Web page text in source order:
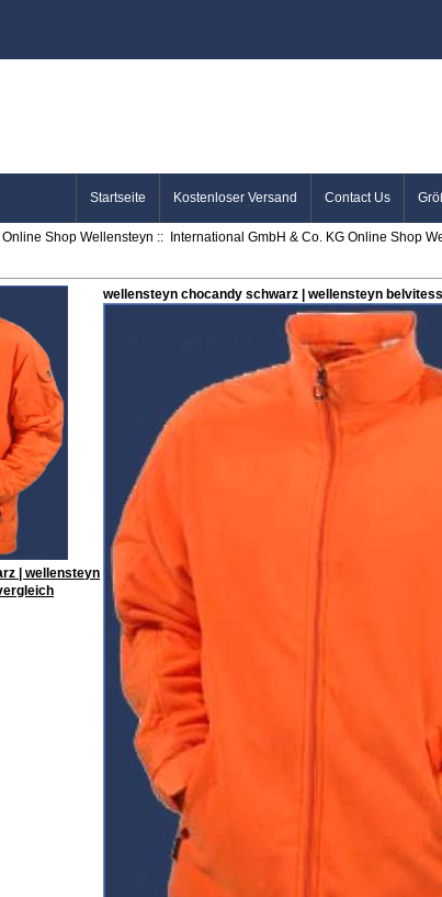
Startseite Kostenloser Versand Contact Us
Shop Wellensteyn :: International GmbH & Co. KG Online Shop
| wellensteyn
wellensteyn chocandy schwarz | wellensteyn